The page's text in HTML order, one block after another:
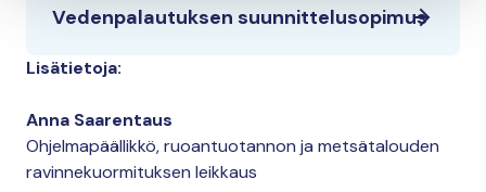
Lisätietoja:
Anna Saarentaus
Ohjelmapäällikkö, ruoantuotannon ja metsätalouden
ravinnekuormituksen leikkaus
Vedenpalautuksen suunnittelusopimus